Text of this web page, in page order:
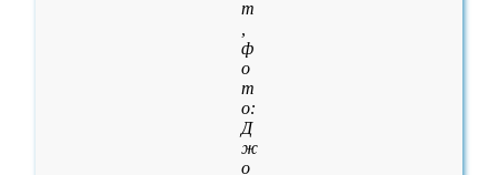
m
ф
о
т
о:
Д
ж
о